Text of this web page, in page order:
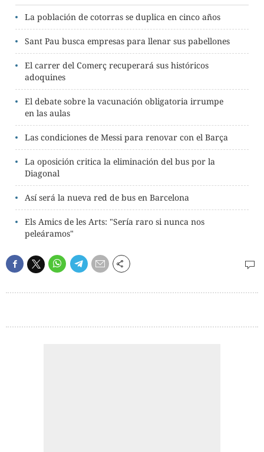
La población de cotorras se duplica en cinco años
Sant Pau busca empresas para llenar sus pabellones
El carrer del Comerç recuperará sus históricos
adoquines
El debate sobre la vacunación obligatoria irrumpe
en las aulas
Las condiciones de Messi para renovar con el Barça
La oposición critica la eliminación del bus por la
Diagonal
Así será la nueva red de bus en Barcelona
Els Amics de les Arts: "Sería raro si nunca nos
peleáramos"